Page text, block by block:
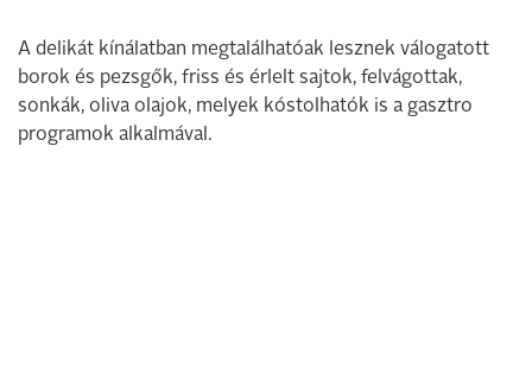
A delikát kínálatban megtalálhatóak lesznek válogatott
borok és pezsgők, friss és érlelt sajtok, felvágottak,
sonkák, oliva olajok, melyek kóstolhatók is a gasztro
programok alkalmával.